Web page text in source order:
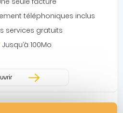
téléphoniques inclus
services gratuits
Jusqu’à 100Mo